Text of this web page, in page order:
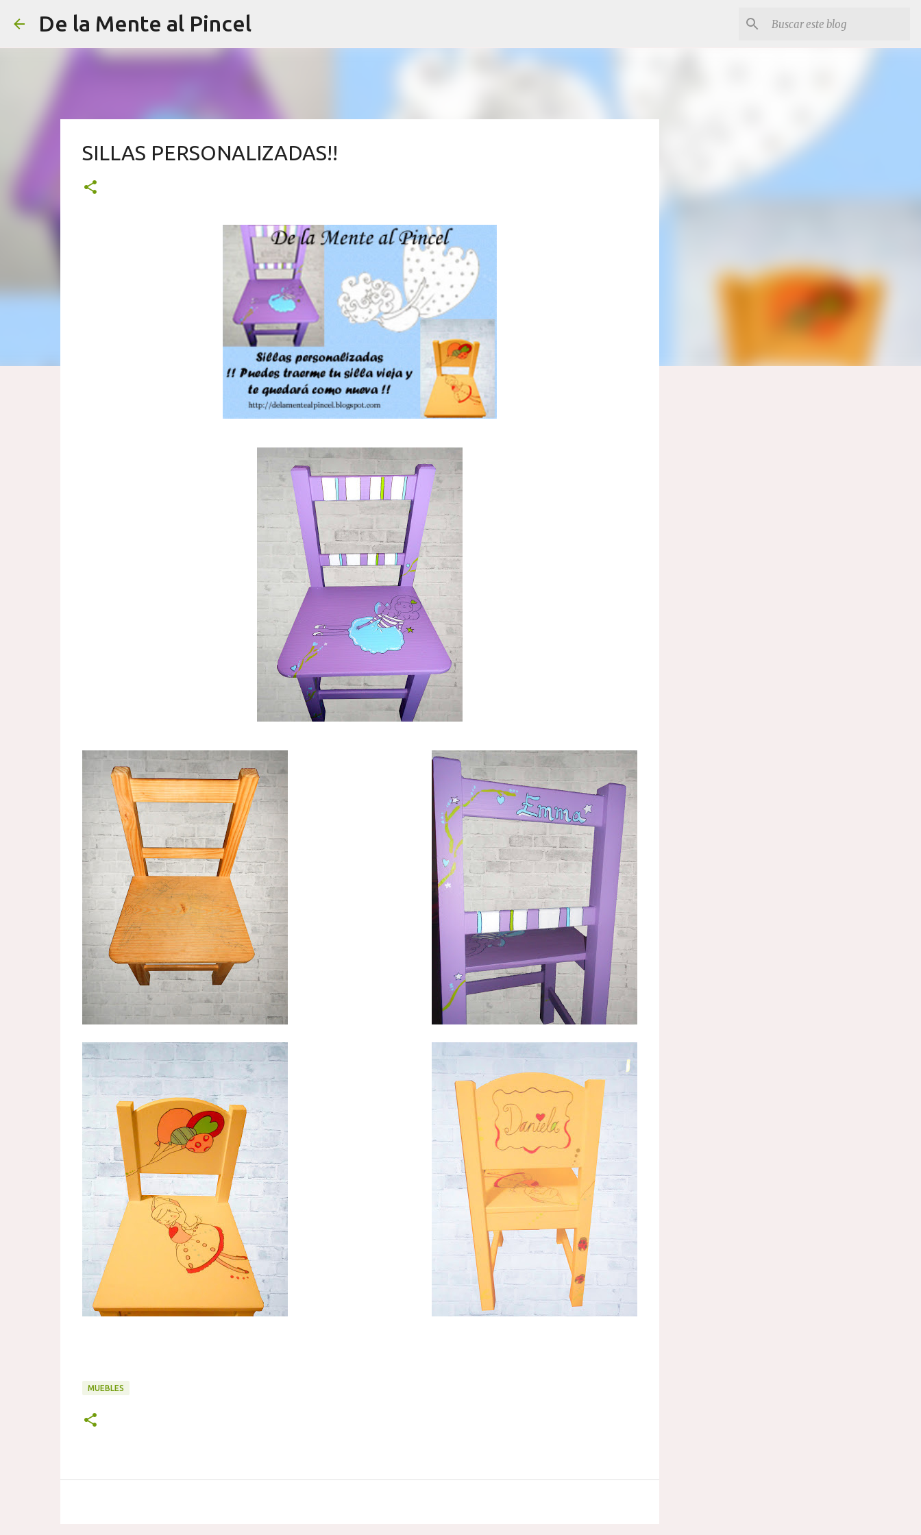
De la Mente al Pincel
SILLAS PERSONALIZADAS!!
MUEBLES